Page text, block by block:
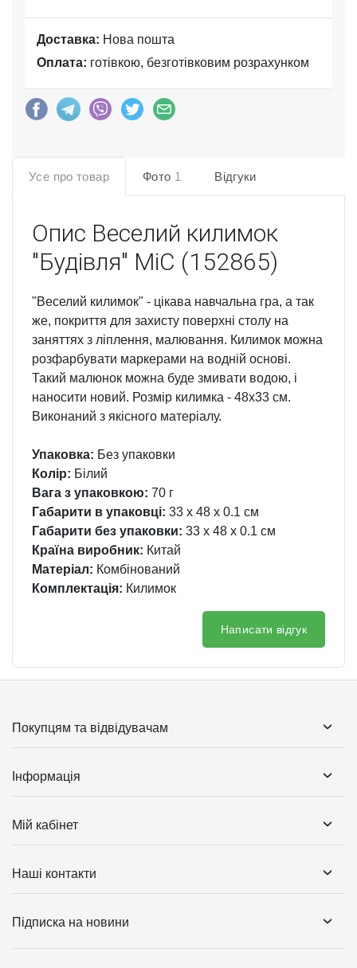
Доставка: Нова пошта
Оплата: готівкою, безготівковим розрахунком
Усе про товар Фото 1 Відгуки
Опис Веселий килимок
"Будівля" MiC (152865)
"Веселий килимок" - цікава навчальна гра, а так
же, покриття для захисту поверхні столу на
заняттях з ліплення, малювання. Килимок можна
розфарбувати маркерами на водній основі.
Такий малюнок можна буде змивати водою, і
наносити новий. Розмір килимка - 48х33 см.
Виконаний з якісного матеріалу.
Упаковка: Без упаковки
Колір: Білий
Вага з упаковкою: 70 г
Габарити в упаковці: 33 x 48 x 0.1 см
Габарити без упаковки: 33 x 48 x 0.1 см
Країна виробник: Китай
Матеріал: Комбінований
Комплектація: Килимок
Написати відгук
Покупцям та відвідувачам
Інформація
Мій кабінет
Наші контакти
Підписка на новини